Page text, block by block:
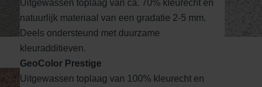
Edel Rood Edel Rood-Bruin Edelantraciet
Uitgewassen toplaag van ca. 70% kleurecht en
natuurlijk materiaal van een gradatie 2-5 mm.
Deels ondersteund met duurzame
kleuradditieven.
GeoColor Prestige
Uitgewassen toplaag van 100% kleurecht en